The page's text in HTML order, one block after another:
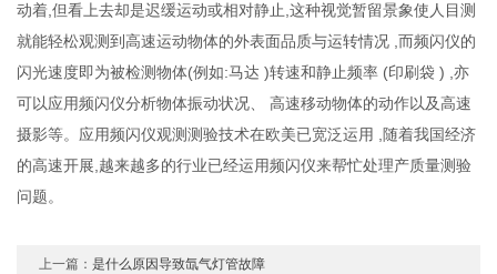
动着,但看上去却是迟缓运动或相对静止,这种视觉暂留景象使人目测
就能轻松观测到高速运动物体的外表面品质与运转情况 ,而频闪仪的
闪光速度即为被检测物体(例如:马达 )转速和静止频率 (印刷袋 ) ,亦
可以应用频闪仪分析物体振动状况、 高速移动物体的动作以及高速
摄影等。应用频闪仪观测测验技术在欧美已宽泛运用 ,随着我国经济
的高速开展,越来越多的行业已经运用频闪仪来帮忙处理产质量测验
问题。
上一篇：是什么原因导致氙气灯管故障